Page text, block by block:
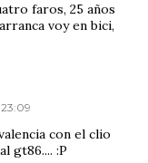
faros, 25 años
voy en bici,
con el clio
gt86.... :P